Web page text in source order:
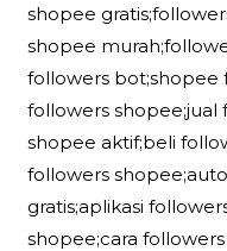
shopee
shopee
followers bot;shopee
followers shopee;jual
shopee aktif;beli
followers
gratis;aplikasi
shopee;cara